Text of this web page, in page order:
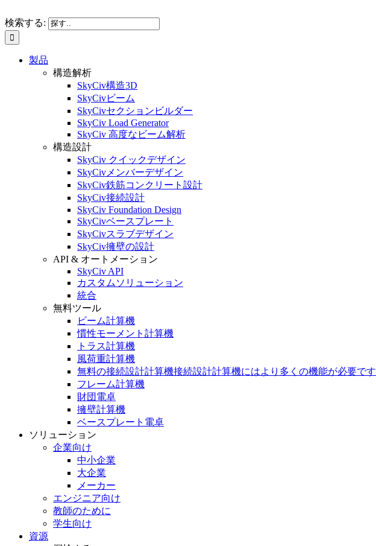
検索する:
製品
構造解析
SkyCiv構造3D
SkyCivビーム
SkyCivセクションビルダー
SkyCiv Load Generator
SkyCiv 高度なビーム解析
構造設計
SkyCiv クイックデザイン
SkyCivメンバーデザイン
SkyCiv鉄筋コンクリート設計
SkyCiv接続設計
SkyCiv Foundation Design
SkyCivベースプレート
SkyCivスラブデザイン
SkyCiv擁壁の設計
API & オートメーション
SkyCiv API
カスタムソリューション
統合
無料ツール
ビーム計算機
慣性モーメント計算機
トラス計算機
風荷重計算機
無料の接続設計計算機接続設計計算機にはより多くの機能が必要です
フレーム計算機
財団電卓
擁壁計算機
ベースプレート電卓
ソリューション
企業向け
中小企業
大企業
メーカー
エンジニア向け
教師のために
学生向け
資源